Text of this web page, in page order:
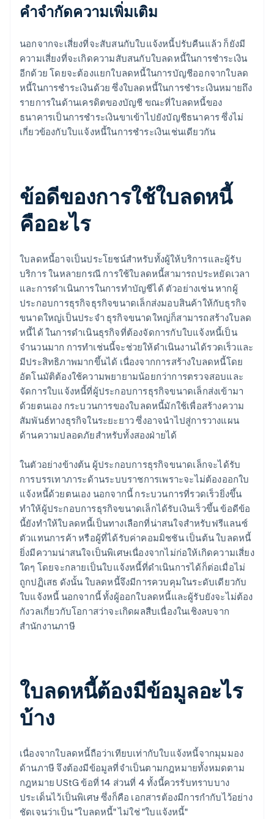
คำจำกัดความเพิ่มเติม
นอกจากจะเสี่ยงที่จะสับสนกับใบแจ้งหนี้ปรับคืนแล้ว ก็ยังมี
ความเสี่ยงที่จะเกิดความสับสนกับใบลดหนี้ในการชำระเงิน
อีกด้วย โดยจะต้องแยกใบลดหนี้ในการบัญชีออกจากใบลด
หนี้ในการชำระเงินด้วย ซึ่งใบลดหนี้ในการชำระเงินหมายถึง
รายการในด้านเครดิตของบัญชี ขณะที่ใบลดหนี้ของ
ธนาคารเป็นการชำระเงินขาเข้าไปยังบัญชีธนาคาร ซึ่งไม่
เกี่ยวข้องกับใบแจ้งหนี้ในการชำระเงินเช่นเดียวกัน
ข้อดีของการใช้ใบลดหนี้
คืออะไร
ใบลดหนี้อาจเป็นประโยชน์สำหรับทั้งผู้ให้บริการและผู้รับ
บริการ ในหลายกรณี การใช้ใบลดหนี้สามารถประหยัดเวลา
และการดำเนินการในการทำบัญชีได้ ตัวอย่างเช่น หากผู้
ประกอบการธุรกิจธุรกิจขนาดเล็กส่งมอบสินค้าให้กับธุรกิจ
ขนาดใหญ่เป็นประจำ ธุรกิจขนาดใหญ่ก็สามารถสร้างใบลด
หนี้ได้ ในการดำเนินธุรกิจที่ต้องจัดการกับใบแจ้งหนี้เป็น
จำนวนมาก การทำเช่นนี้จะช่วยให้ดำเนินงานได้รวดเร็วและ
มีประสิทธิภาพมากขึ้นได้ เนื่องจากการสร้างใบลดหนี้โดย
อัตโนมัติต้องใช้ความพยายามน้อยกว่าการตรวจสอบและ
จัดการใบแจ้งหนี้ที่ผู้ประกอบการธุรกิจขนาดเล็กส่งเข้ามา
ด้วยตนเอง กระบวนการของใบลดหนี้มักใช้เพื่อสร้างความ
สัมพันธ์ทางธุรกิจในระยะยาว ซึ่งอาจนำไปสู่การวางแผน
ด้านความปลอดภัยสำหรับทั้งสองฝ่ายได้
ในตัวอย่างข้างต้น ผู้ประกอบการธุรกิจขนาดเล็กจะได้รับ
การบรรเทาภาระด้านระบบราชการเพราะจะไม่ต้องออกใบ
แจ้งหนี้ด้วยตนเอง นอกจากนี้ กระบวนการที่รวดเร็วยิ่งขึ้น
ทำให้ผู้ประกอบการธุรกิจขนาดเล็กได้รับเงินเร็วขึ้น ข้อดีข้อ
นี้ยังทำให้ใบลดหนี้เป็นทางเลือกที่น่าสนใจสำหรับฟรีแลนซ์
ตัวแทนการค้า หรือผู้ที่ได้รับค่าคอมมิชชัน เป็นต้น ใบลดหนี้
ยิ่งมีความน่าสนใจเป็นพิเศษเนื่องจากไม่ก่อให้เกิดความเสี่ยง
ใดๆ โดยจะกลายเป็นใบแจ้งหนี้ที่ดำเนินการได้ก็ต่อเมื่อไม่
ถูกปฏิเสธ ดังนั้น ใบลดหนี้จึงมีการควบคุมในระดับเดียวกับ
ใบแจ้งหนี้ นอกจากนี้ ทั้งผู้ออกใบลดหนี้และผู้รับยังจะไม่ต้อง
กังวลเกี่ยวกับโอกาสว่าจะเกิดผลสืบเนื่องในเชิงลบจาก
สำนักงานภาษี
ใบลดหนี้ต้องมีข้อมูลอะไร
บ้าง
เนื่องจากใบลดหนี้ถือว่าเทียบเท่ากับใบแจ้งหนี้จากมุมมอง
ด้านภาษี จึงต้องมีข้อมูลที่จำเป็นตามกฎหมายทั้งหมดตาม
กฎหมาย UStG ข้อที่ 14 ส่วนที่ 4 ทั้งนี้ควรรับทราบบาง
ประเด็นไว้เป็นพิเศษ ซึ่งก็คือ เอกสารต้องมีการกำกับไว้อย่าง
ชัดเจนว่าเป็น "ใบลดหนี้" ไม่ใช่ "ใบแจ้งหนี้"